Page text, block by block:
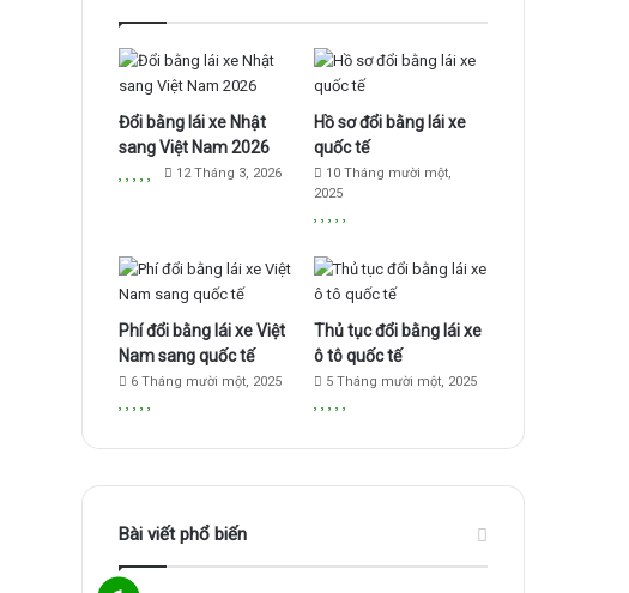
e
b
o
o
T
u
b
e
t
a
g
r
m
Đổi bằng lái xe Nhật
sang Việt Nam 2026
12 Tháng 3, 2026
Hồ sơ đổi bằng lái xe
quốc tế
10 Tháng mười một,
2025
Phí đổi bằng lái xe Việt
Nam sang quốc tế
6 Tháng mười một, 2025
Thủ tục đổi bằng lái xe
ô tô quốc tế
5 Tháng mười một, 2025
Bài viết phổ biến